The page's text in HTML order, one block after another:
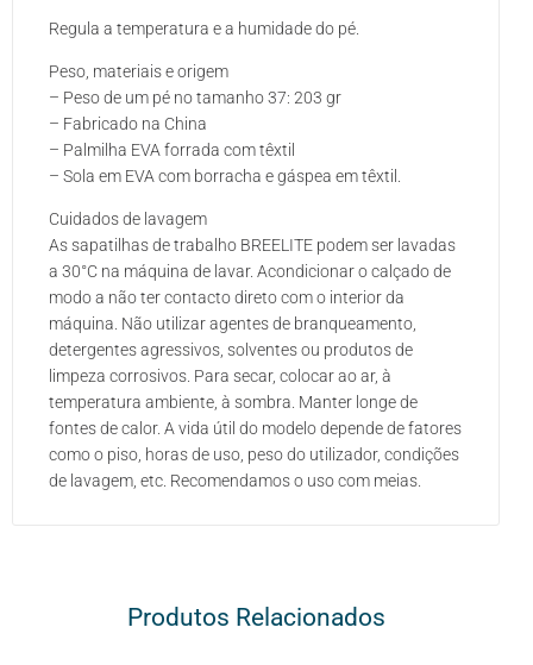
Regula a temperatura e a humidade do pé.
Peso, materiais e origem
– Peso de um pé no tamanho 37: 203 gr
– Fabricado na China
– Palmilha EVA forrada com têxtil
– Sola em EVA com borracha e gáspea em têxtil.
Cuidados de lavagem
As sapatilhas de trabalho BREELITE podem ser lavadas
a 30°C na máquina de lavar. Acondicionar o calçado de
modo a não ter contacto direto com o interior da
máquina. Não utilizar agentes de branqueamento,
detergentes agressivos, solventes ou produtos de
limpeza corrosivos. Para secar, colocar ao ar, à
temperatura ambiente, à sombra. Manter longe de
fontes de calor. A vida útil do modelo depende de fatores
como o piso, horas de uso, peso do utilizador, condições
de lavagem, etc. Recomendamos o uso com meias.
Produtos Relacionados